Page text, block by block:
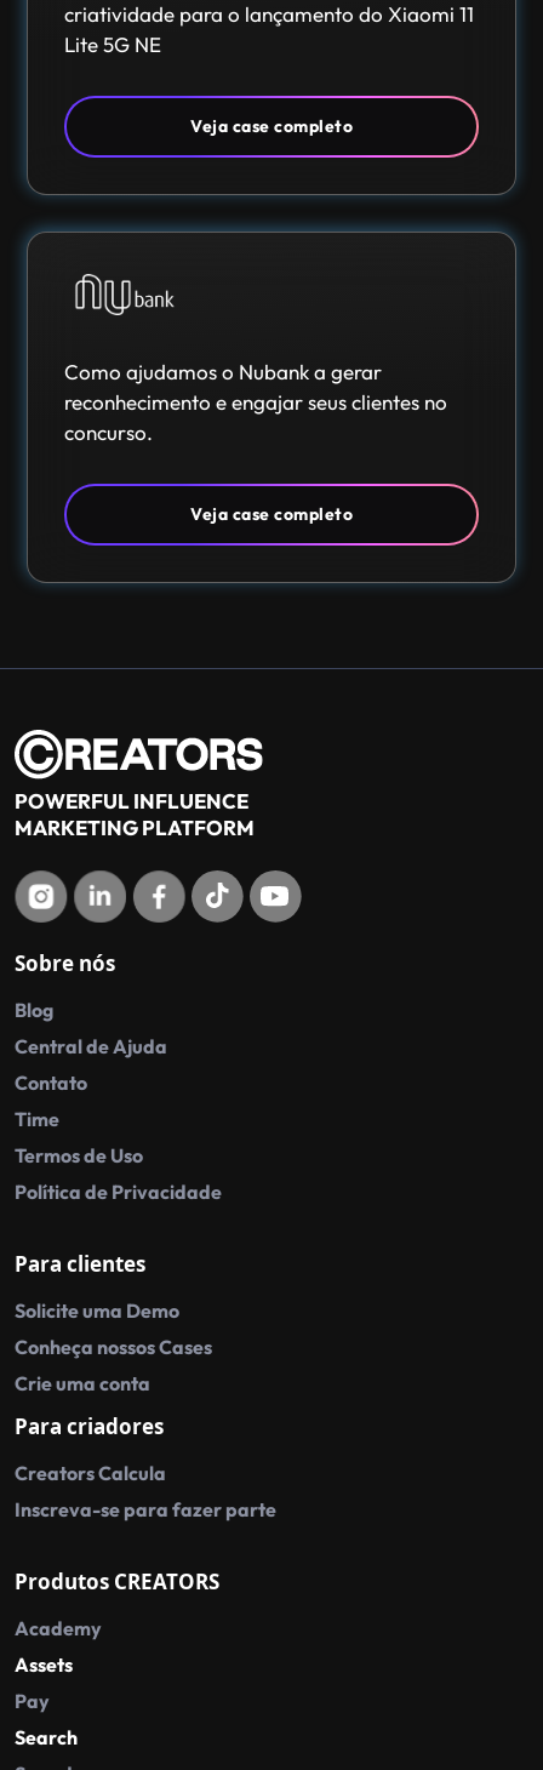
criatividade para o lançamento do Xiaomi 11
Lite 5G NE
Veja case completo
Como ajudamos o Nubank a gerar
reconhecimento e engajar seus clientes no
concurso.
Veja case completo
POWERFUL INFLUENCE
MARKETING PLATFORM
Sobre nós
Blog
Central de Ajuda
Contato
Time
Termos de Uso
Política de Privacidade
Para clientes
Solicite uma Demo
Conheça nossos Cases
Crie uma conta
Para criadores
Creators Calcula
Inscreva-se para fazer parte
Produtos CREATORS
Academy
Assets
Pay
Search